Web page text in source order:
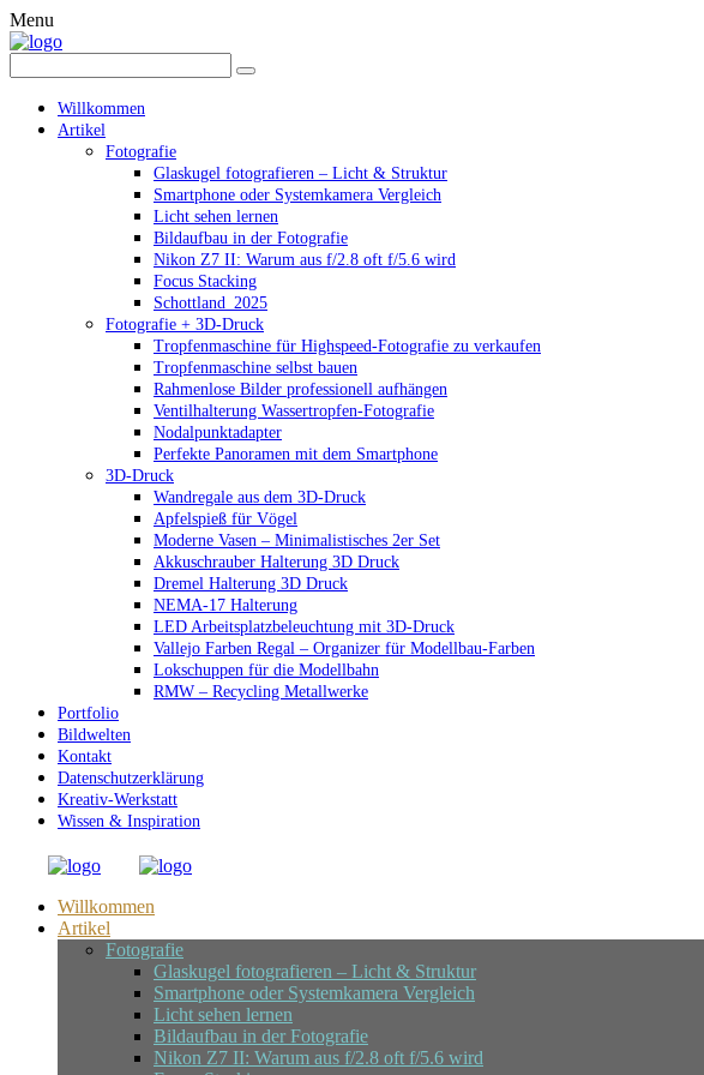
Menu
Willkommen
Artikel
Fotografie
Glaskugel fotografieren – Licht & Struktur
Smartphone oder Systemkamera Vergleich
Licht sehen lernen
Bildaufbau in der Fotografie
Nikon Z7 II: Warum aus f/2.8 oft f/5.6 wird
Focus Stacking
Schottland_2025
Fotografie + 3D-Druck
Tropfenmaschine für Highspeed-Fotografie zu verkaufen
Tropfenmaschine selbst bauen
Rahmenlose Bilder professionell aufhängen
Ventilhalterung Wassertropfen-Fotografie
Nodalpunktadapter
Perfekte Panoramen mit dem Smartphone
3D-Druck
Wandregale aus dem 3D-Druck
Apfelspieß für Vögel
Moderne Vasen – Minimalistisches 2er Set
Akkuschrauber Halterung 3D Druck
Dremel Halterung 3D Druck
NEMA-17 Halterung
LED Arbeitsplatzbeleuchtung mit 3D-Druck
Vallejo Farben Regal – Organizer für Modellbau-Farben
Lokschuppen für die Modellbahn
RMW – Recycling Metallwerke
Portfolio
Bildwelten
Kontakt
Datenschutzerklärung
Kreativ-Werkstatt
Wissen & Inspiration
Willkommen
Artikel
Fotografie
Glaskugel fotografieren – Licht & Struktur
Smartphone oder Systemkamera Vergleich
Licht sehen lernen
Bildaufbau in der Fotografie
Nikon Z7 II: Warum aus f/2.8 oft f/5.6 wird